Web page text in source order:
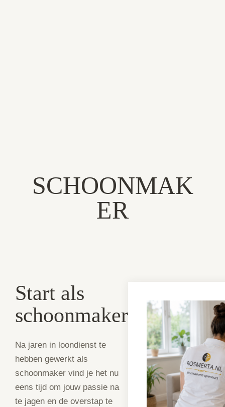
SCHOONMAK
ER
Start als
schoonmaker
Na jaren in loondienst te
hebben gewerkt als
schoonmaker vind je het nu
eens tijd om jouw passie na
te jagen en de overstap te